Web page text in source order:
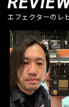
エフェクターのレ